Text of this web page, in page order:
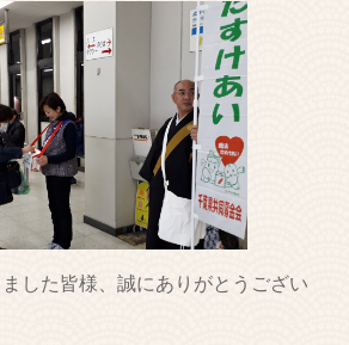
した皆様、誠にありがとうござい